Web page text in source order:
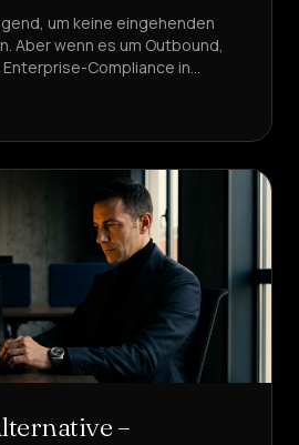
um keine eingehenden
Aber wenn es um Outbound,
Compliance in
–